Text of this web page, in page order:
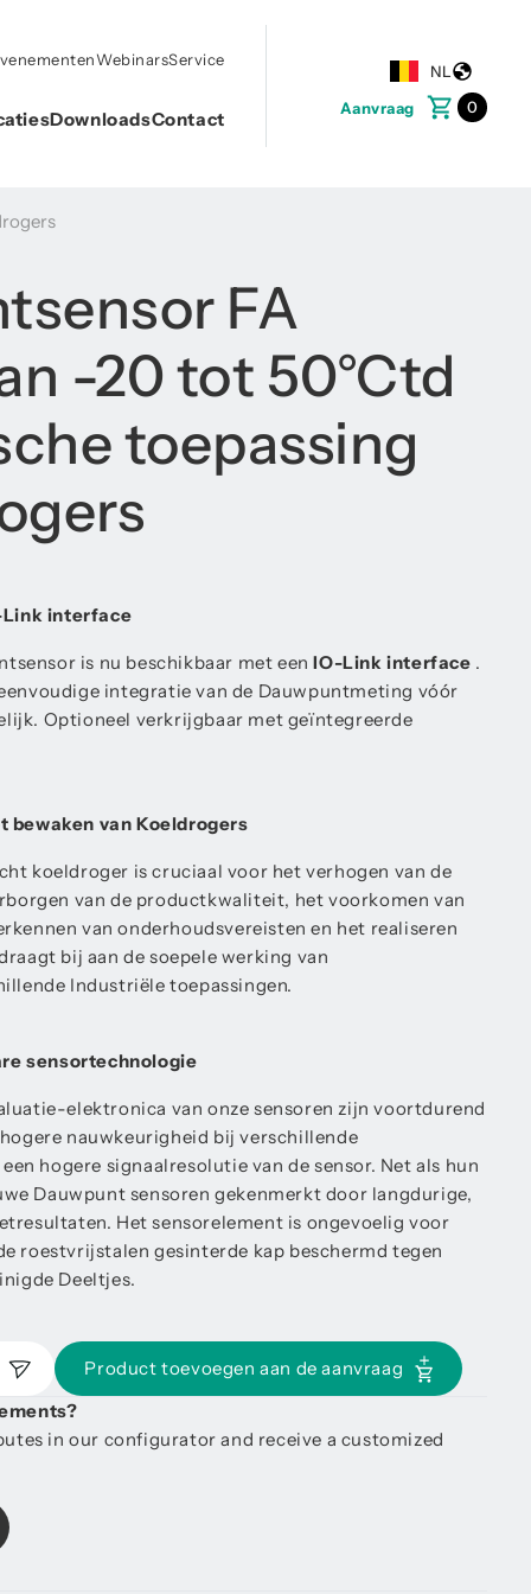
NL
Aanvraag
0
WebinarsService
DownloadsContact
FA
-20 tot 50°Ctd
toepassing
interface
is nu beschikbaar met eenIO-Link interface .
integratie van de Dauwpuntmeting vóór
Optioneel verkrijgbaar met geïntegreerde
van Koeldrogers
koeldroger is cruciaal voor het verhogen van de
van de productkwaliteit, het voorkomen van
van onderhoudsvereisten en het realiseren
bij aan de soepele werking van
Industriële toepassingen.
sensortechnologie
elektronica van onze sensoren zijn voortdurend
nauwkeurigheid bij verschillende
hogere signaalresolutie van de sensor. Net als hun
Dauwpunt sensoren gekenmerkt door langdurige,
Het sensorelement is ongevoelig voor
roestvrijstalen gesinterde kap beschermd tegen
Deeltjes.
Product toevoegen aan de aanvraag
in our configurator and receive a customized